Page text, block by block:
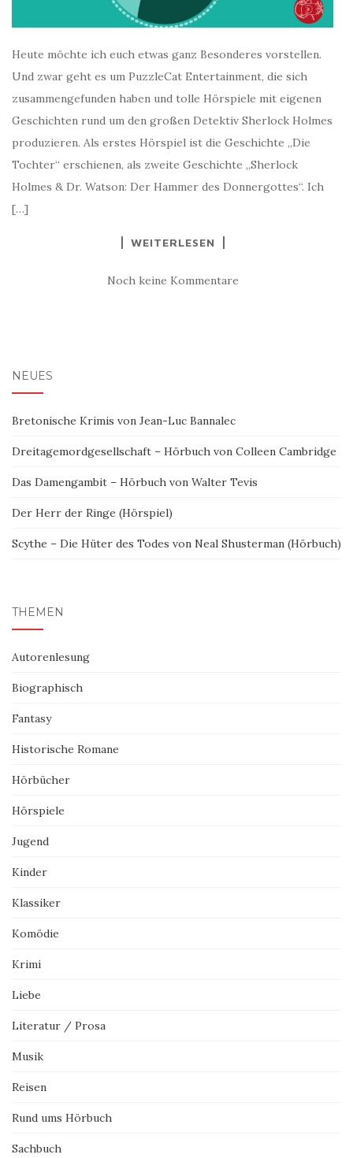
Heute möchte ich euch etwas ganz Besonderes vorstellen.
Und zwar geht es um PuzzleCat Entertainment, die sich
zusammengefunden haben und tolle Hörspiele mit eigenen
Geschichten rund um den großen Detektiv Sherlock Holmes
produzieren. Als erstes Hörspiel ist die Geschichte „Die
Tochter“ erschienen, als zweite Geschichte „Sherlock
Holmes & Dr. Watson: Der Hammer des Donnergottes“. Ich
[…]
WEITERLESEN
Noch keine Kommentare
NEUES
Bretonische Krimis von Jean-Luc Bannalec
Dreitagemordgesellschaft – Hörbuch von Colleen Cambridge
Das Damengambit – Hörbuch von Walter Tevis
Der Herr der Ringe (Hörspiel)
Scythe – Die Hüter des Todes von Neal Shusterman (Hörbuch)
THEMEN
Autorenlesung
Biographisch
Fantasy
Historische Romane
Hörbücher
Hörspiele
Jugend
Kinder
Klassiker
Komödie
Krimi
Liebe
Literatur / Prosa
Musik
Reisen
Rund ums Hörbuch
Sachbuch